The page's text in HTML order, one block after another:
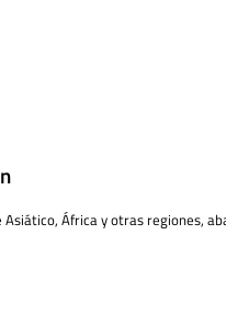
África y otras regiones,